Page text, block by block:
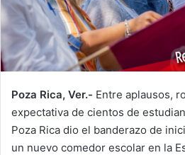
Poza Rica, Ver.- Entre aplausos,
expectativa de cientos de
Poza Rica dio el banderazo de
un nuevo comedor escolar en la